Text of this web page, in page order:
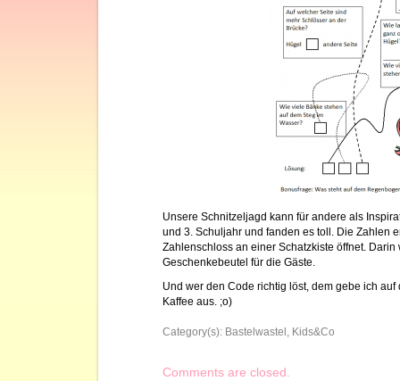
Unsere Schnitzeljagd kann für andere als
und 3. Schuljahr und fanden es toll. Die Zahlen
Zahlenschloss an einer Schatzkiste öffnet.
Geschenkebeutel für die Gäste.
Und wer den Code richtig löst, dem gebe ich
Kaffee aus. ;o)
Category(s): Bastelwastel , Kids&Co
Comments are closed.